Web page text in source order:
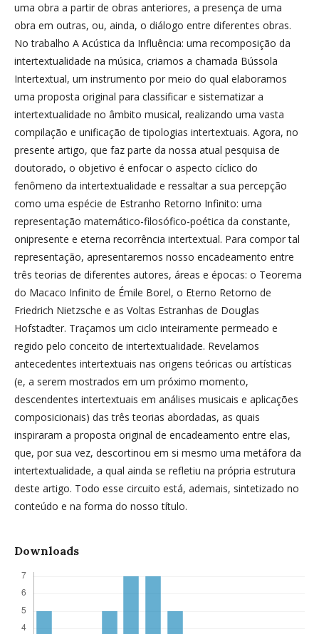
uma obra a partir de obras anteriores, a presença de uma
obra em outras, ou, ainda, o diálogo entre diferentes obras.
No trabalho A Acústica da Influência: uma recomposição da
intertextualidade na música, criamos a chamada Bússola
Intertextual, um instrumento por meio do qual elaboramos
uma proposta original para classificar e sistematizar a
intertextualidade no âmbito musical, realizando uma vasta
compilação e unificação de tipologias intertextuais. Agora, no
presente artigo, que faz parte da nossa atual pesquisa de
doutorado, o objetivo é enfocar o aspecto cíclico do
fenômeno da intertextualidade e ressaltar a sua percepção
como uma espécie de Estranho Retorno Infinito: uma
representação matemático-filosófico-poética da constante,
onipresente e eterna recorrência intertextual. Para compor tal
representação, apresentaremos nosso encadeamento entre
três teorias de diferentes autores, áreas e épocas: o Teorema
do Macaco Infinito de Émile Borel, o Eterno Retorno de
Friedrich Nietzsche e as Voltas Estranhas de Douglas
Hofstadter. Traçamos um ciclo inteiramente permeado e
regido pelo conceito de intertextualidade. Revelamos
antecedentes intertextuais nas origens teóricas ou artísticas
(e, a serem mostrados em um próximo momento,
descendentes intertextuais em análises musicais e aplicações
composicionais) das três teorias abordadas, as quais
inspiraram a proposta original de encadeamento entre elas,
que, por sua vez, descortinou em si mesmo uma metáfora da
intertextualidade, a qual ainda se refletiu na própria estrutura
deste artigo. Todo esse circuito está, ademais, sintetizado no
conteúdo e na forma do nosso título.
Downloads